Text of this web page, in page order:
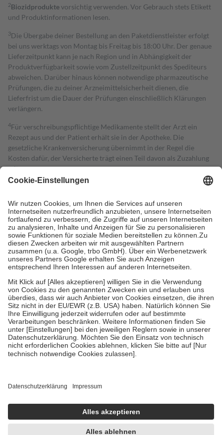
2Biozidproduktevorsichtig verwenden. Vor Gebrauch stets Etikett
und Produktinformationen lesen.
3Die Übergabe deiner Bestellung an den Paketdienstleister erfolgt
bei uns werktags von Montag bis Freitag bis 18:00 Uhr. Der genaue
Lieferzeitpunkt kann je nach Region und in Abhängigkeit der
Produktverfügbarkeit sowie vom Zustellzeitpunkt des Spediteurs
abweichen. Darüber hinaus können notwendige pharmazeutische
Prüfungen, die zu deiner Arzneimittelsicherheit dienen, die
Lieferfrist um die Dauer der Prüfungen einschließlich Klärungen
verlängern.
4Für verschreibungspflichtige Medikamente stellt der Arzt ein
Rezept aus und der Patient erhält sie in der Apotheke. Die
gesetzliche Krankenversicherung übernimmt in der Regel die
Kosten dafür, der Versicherte trägt einen Teil davon als Zuzahlung
mit.
Grundsätzlich leisten Mitglieder Zuzahlungen in Höhe von zehn
höchstens zehn Euro.
Es sind jedoch nie mehr als die tatsächlichen
Kosten der Leistung zu entrichten.
Diese Regeln gelten grundsätzlich auch für Online-Apotheken.
Bei Heilmitteln und häuslicher Krankenpflege beträgt die
Zuzahlung zehn Prozent der Kosten sowie zehn Euro je
Verordnung.
Um das Engagement der Versicherten für ihre eigene Gesundheit zu
stärken und die besondere Stellung der Familie zu unterstützen,
fallenkeine Zuzahlungenan bei:
• Kindern und Jugendlichen bis zum vollendeten 18. Lebensjahr
mit Ausnahme der Fahrkosten
• Untersuchungen zur Vorsorge und Früherkennung, die von der
GKV getragen werden
• empfohlenen Schutzimpfungen
• Harn- und Blutteststreifen
getroffen, um sicherzustellen, dass es sich um echte Bewertungen
https://help.etrusted.com/hc/de/articles/4419944605341
Einige Bilder und Inhalte wurden unter Zuhilfenahme künstlicher